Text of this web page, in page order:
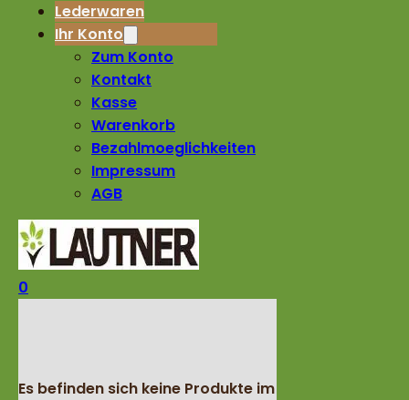
Lederwaren
Ihr Konto
Zum Konto
Kontakt
Kasse
Warenkorb
Bezahlmoeglichkeiten
Impressum
AGB
0
Es befinden sich keine Produkte im